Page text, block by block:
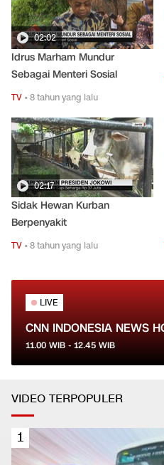
02:02
Idrus Marham Mundur
Sebagai Menteri Sosial
TV •8 tahun yang lalu
02:17
Sidak Hewan Kurban
Berpenyakit
TV •8 tahun yang lalu
LIVE
CNN INDONESIA NEWS
11.00 WIB - 12.45 WIB
VIDEO TERPOPULER
1